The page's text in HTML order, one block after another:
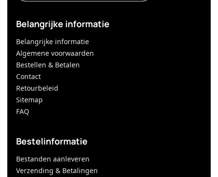
Belangrijke informatie
Belangrijke informatie
Algemene voorwaarden
Bestellen & Betalen
Contact
Retourbeleid
Sitemap
FAQ
Bestelinformatie
Bestanden aanleveren
Verzending & Betalingen